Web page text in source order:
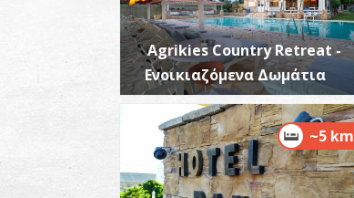
Agrikies Country Retreat -
Ενοικιαζόμενα Δωμάτια
~5 km